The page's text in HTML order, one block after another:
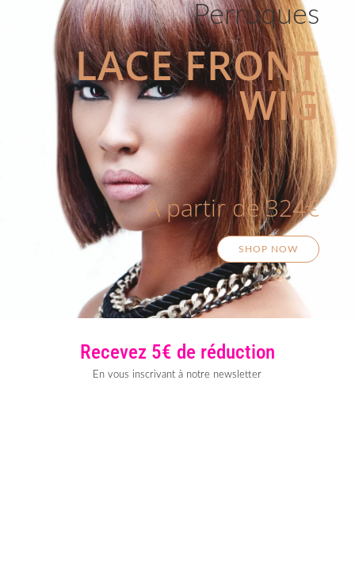
Perruques
LACE FRONT
WIG
A partir de 324€
SHOP NOW
Recevez 5€ de réduction
En vous inscrivant à notre newsletter